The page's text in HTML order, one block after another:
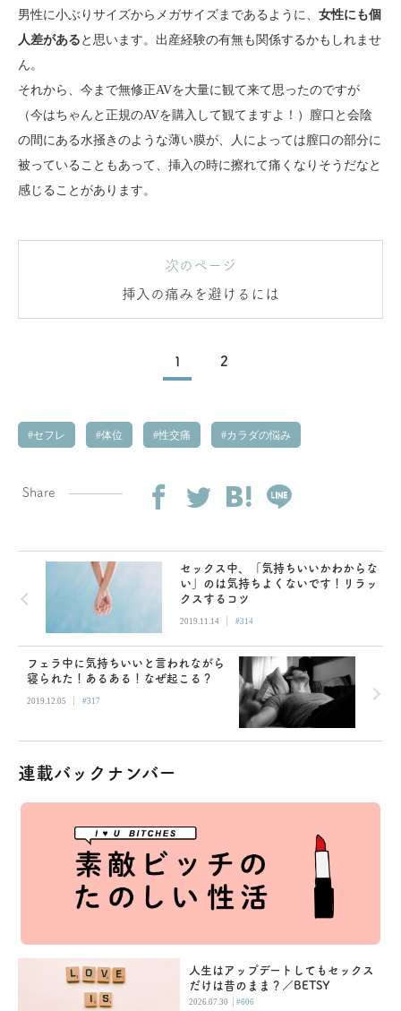
男性に小ぶりサイズからメガサイズまであるように、 女性にも個
人差がある と思います。出産経験の有無も関係するかもしれませ
ん。
それから、今まで無修正AVを大量に観て来て思ったのですが
（今はちゃんと正規のAVを購入して観てますよ！）膣口と会陰
の間にある水掻きのような薄い膜が、人によっては膣口の部分に
被っていることもあって、挿入の時に擦れて痛くなりそうだなと
感じることがあります。
次のページ
挿入の痛みを避けるには
1 2
セフレ 体位 性交痛 カラダの悩み
Share
セックス中、「気持ちいいかわからな
い」のは気持ちよくないです！リラッ
クスするコツ
2019.11.14 | #314
フェラ中に気持ちいいと言われながら
寝られた！あるある！なぜ起こる？
2019.12.05 | #317
連載バックナンバー
人生はアップデートしてもセックス
だけは昔のまま？／BETSY
2026.07.30 |#606